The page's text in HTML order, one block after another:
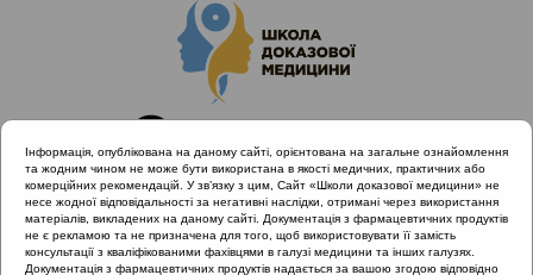
Головна
Матеріали за МКХ-11
Інформація, опублікована на даному сайті, орієнтована на загальне ознайомлення
та жодним чином не може бути використана в якості медичних, практичних або
комерційних рекомендацій. У зв’язку з цим, Сайт «Школи доказової медицини» не
несе жодної відповідальності за негативні наслідки, отримані через використання
матеріалів, викладених на даному сайті. Документація з фармацевтичних продуктів
не є рекламою та не призначена для того, щоб використовувати її замість
консультації з кваліфікованими фахівцями в галузі медицини та інших галузях.
Документація з фармацевтичних продуктів надається за вашою згодою відповідно